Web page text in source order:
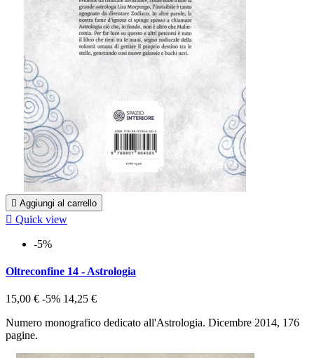
 Aggiungi al carrello
 Quick view
-5%
Oltreconfine 14 - Astrologia
15,00 € -5% 14,25 €
Numero monografico dedicato all'Astrologia. Dicembre 2014, 176
pagine.